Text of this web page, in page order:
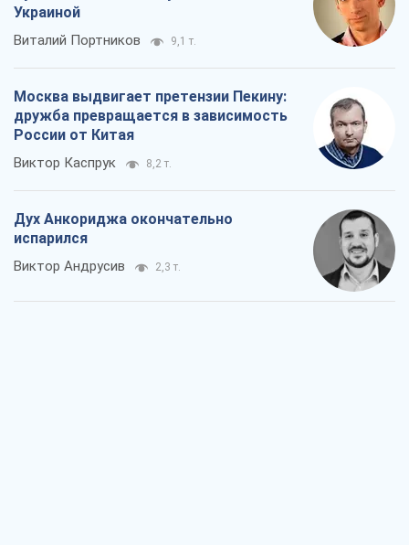
Украиной
Виталий Портников 9,1 т.
Москва выдвигает претензии Пекину:
дружба превращается в зависимость
России от Китая
Виктор Каспрук 8,2 т.
Дух Анкориджа окончательно
испарился
Виктор Андрусив 2,3 т.